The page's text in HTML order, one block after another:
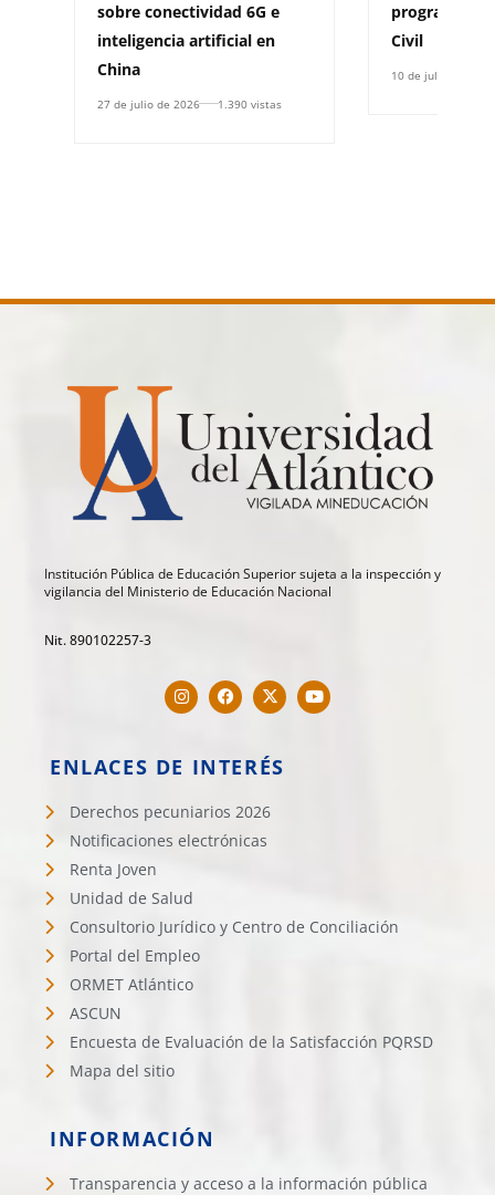
sobre conectividad 6G e
inteligencia artificial en
China
27 de julio de 2026 1.390 vistas
programa
Civil
10 de julio de 2026
Institución Pública de Educación Superior sujeta a la inspección y
vigilancia del Ministerio de Educación Nacional
Nit. 890102257-3
ENLACES DE INTERÉS
Derechos pecuniarios 2026
Notificaciones electrónicas
Renta Joven
Unidad de Salud
Consultorio Jurídico y Centro de Conciliación
Portal del Empleo
ORMET Atlántico
ASCUN
Encuesta de Evaluación de la Satisfacción PQRSD
Mapa del sitio
INFORMACIÓN
Transparencia y acceso a la información pública